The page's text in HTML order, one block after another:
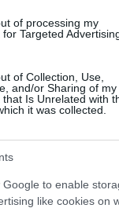
of processing my
Targeted
of Collection, Use,
and/or Sharing of my
that Is Unrelated with
it was collected.
Google to enable
like cookies on
EMBERSÉG ÜNNEPE